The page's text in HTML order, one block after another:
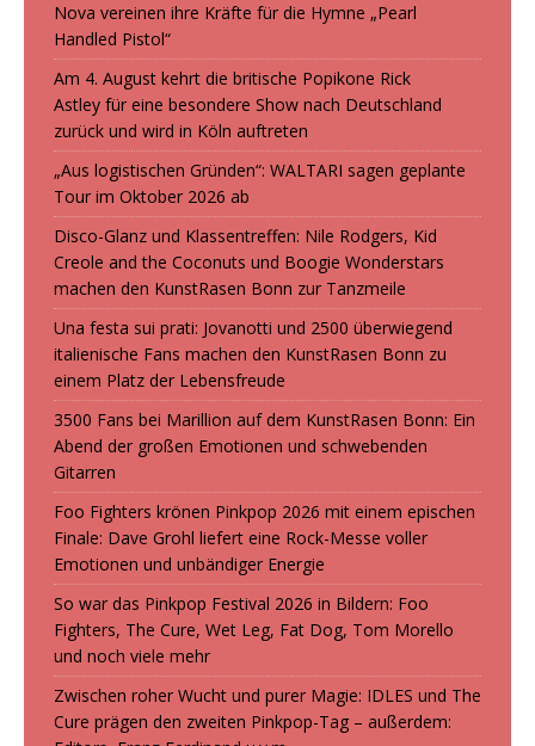
Nova vereinen ihre Kräfte für die Hymne „Pearl
Handled Pistol“
Am 4. August kehrt die britische Popikone Rick
Astley für eine besondere Show nach Deutschland
zurück und wird in Köln auftreten
„Aus logistischen Gründen“: WALTARI sagen geplante
Tour im Oktober 2026 ab
Disco-Glanz und Klassentreffen: Nile Rodgers, Kid
Creole and the Coconuts und Boogie Wonderstars
machen den KunstRasen Bonn zur Tanzmeile
Una festa sui prati: Jovanotti und 2500 überwiegend
italienische Fans machen den KunstRasen Bonn zu
einem Platz der Lebensfreude
3500 Fans bei Marillion auf dem KunstRasen Bonn: Ein
Abend der großen Emotionen und schwebenden
Gitarren
Foo Fighters krönen Pinkpop 2026 mit einem epischen
Finale: Dave Grohl liefert eine Rock-Messe voller
Emotionen und unbändiger Energie
So war das Pinkpop Festival 2026 in Bildern: Foo
Fighters, The Cure, Wet Leg, Fat Dog, Tom Morello
und noch viele mehr
Zwischen roher Wucht und purer Magie: IDLES und The
Cure prägen den zweiten Pinkpop-Tag – außerdem: